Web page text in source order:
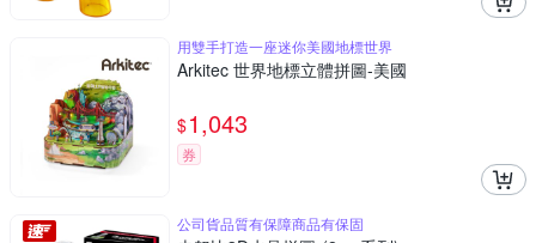
用雙手打造一座迷你美國地標世界
Arkitec 世界地標立體拼圖-美國
$1,043
券
公司貨品質有保障商品有保固